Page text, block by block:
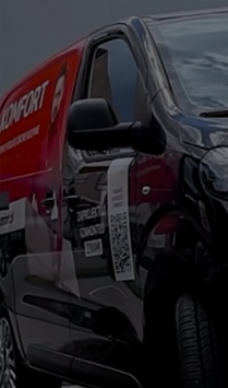
Corolla Hatchback